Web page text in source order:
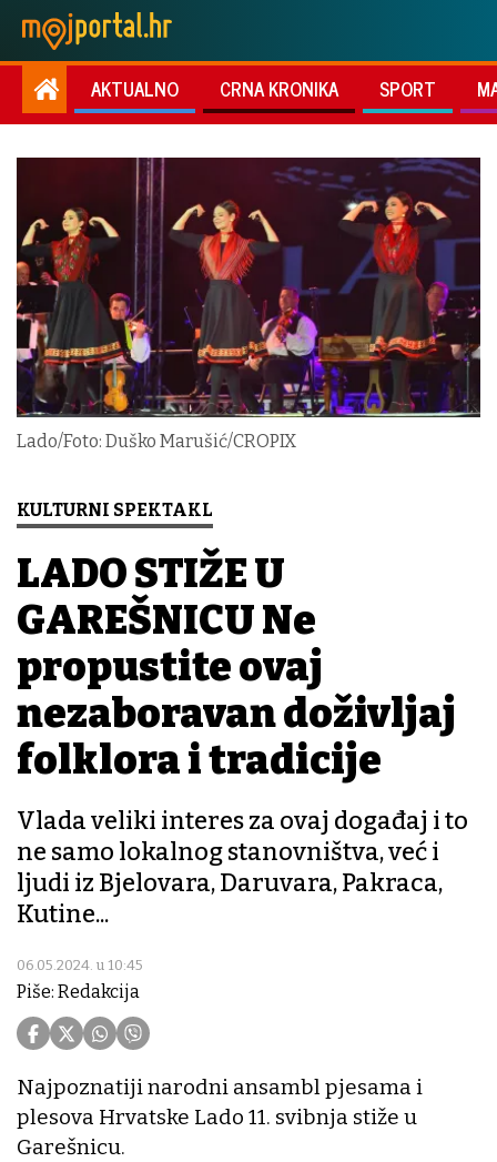
AKTUALNO CRNA KRONIKA SPORT
Lado/Foto: Duško Marušić/CROPIX
KULTURNI SPEKTAKL
LADO STIŽE U
GAREŠNICU Ne
propustite ovaj
nezaboravan doživljaj
folklora i tradicije
Vlada veliki interes za ovaj događaj i to
ne samo lokalnog stanovništva, već i
ljudi iz Bjelovara, Daruvara, Pakraca,
Kutine...
06.05.2024. u 10:45
Piše: Redakcija
Najpoznatiji narodni ansambl pjesama i
plesova Hrvatske Lado 11. svibnja stiže u
Garešnicu.